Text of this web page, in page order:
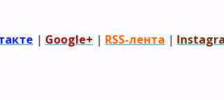
| Google+ | RSS-лента |